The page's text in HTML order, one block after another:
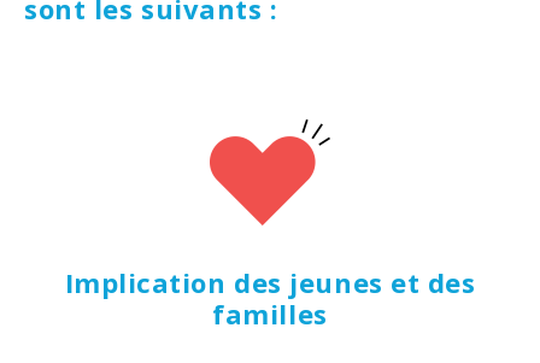
sont les suivants :
Implication des jeunes et des
familles